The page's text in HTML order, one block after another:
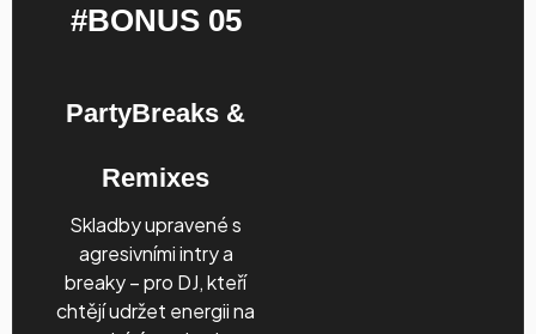
#BONUS 05
PartyBreaks &
Remixes
Skladby upravené s
agresivními intry a
breaky – pro DJ, kteří
chtějí udržet energii na